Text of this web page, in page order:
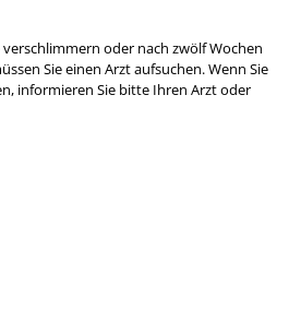
oder nach zwölf Wochen
Sie einen Arzt aufsuchen. Wenn Sie
informieren Sie bitte Ihren Arzt oder